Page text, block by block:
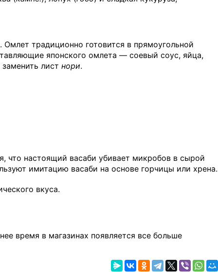
Омлет традиционно готовится в прямоугольной
японского омлета — соевый соус, яйца,
лист нори.
что настоящий васаби убивает микробов в сырой
имитацию васаби на основе горчицы или хрена.
вкуса.
время в магазинах появляется все больше